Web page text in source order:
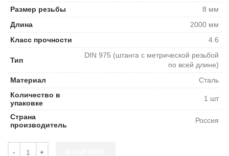
Размер резьбы
8 мм
Длина
2000 мм
Класс прочности
4.6
Тип
DIN 975 (штанга с метрической резьбой
по всей длине)
Материал
Сталь
Количество в
упаковке
1 шт
Страна
производитель
Россия